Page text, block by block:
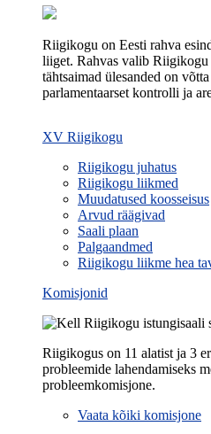
Riigikogu on Eesti rahva
liiget. Rahvas valib
tähtsaimad ülesanded on
parlamentaarset kontrolli ja
XV Riigikogu
Riigikogu juhatus
Riigikogu liikmed
Muudatused koosseisus
Arvud räägivad
Saali plaan
Palgaandmed
Riigikogu liikme hea
Komisjonid
Riigikogus on 11 alatist ja 3
probleemide lahendamiseks
probleemkomisjone.
Vaata kõiki komisjone